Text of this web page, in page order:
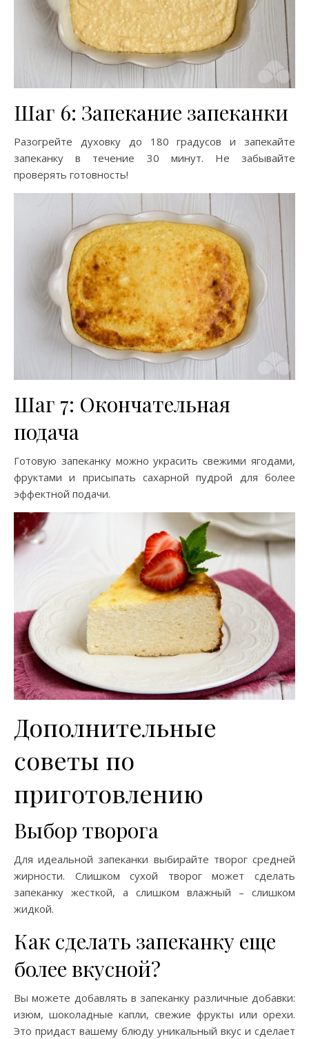
Шаг 6: Запекание запеканки
Разогрейте духовку до 180 градусов и запекайте
запеканку в течение 30 минут. Не забывайте
проверять готовность!
Шаг 7: Окончательная
подача
Готовую запеканку можно украсить свежими ягодами,
фруктами и присыпать сахарной пудрой для более
эффектной подачи.
Дополнительные
советы по
приготовлению
Выбор творога
Для идеальной запеканки выбирайте творог средней
жирности. Слишком сухой творог может сделать
запеканку жесткой, а слишком влажный – слишком
жидкой.
Как сделать запеканку еще
более вкусной?
Вы можете добавлять в запеканку различные добавки:
изюм, шоколадные капли, свежие фрукты или орехи.
Это придаст вашему блюду уникальный вкус и сделает